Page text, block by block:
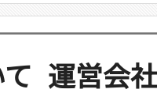
運営会社